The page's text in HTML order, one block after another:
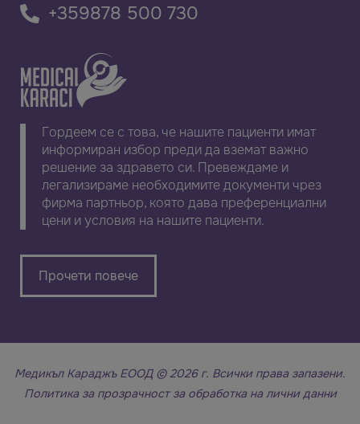
+359878 500 730
Гордеем се с това, че нашите пациенти имат
информиран избор преди да вземат важно
решение за здравето си. Превеждаме и
легализираме необходимите документи чрез
фирма партньор, която дава преференциални
цени и условия на нашите пациенти.
Прочети повече
Медикъл Караджъ ЕООД © 2026 г. Всички права запазени.
Политика за прозрачност за обработка на лични данни